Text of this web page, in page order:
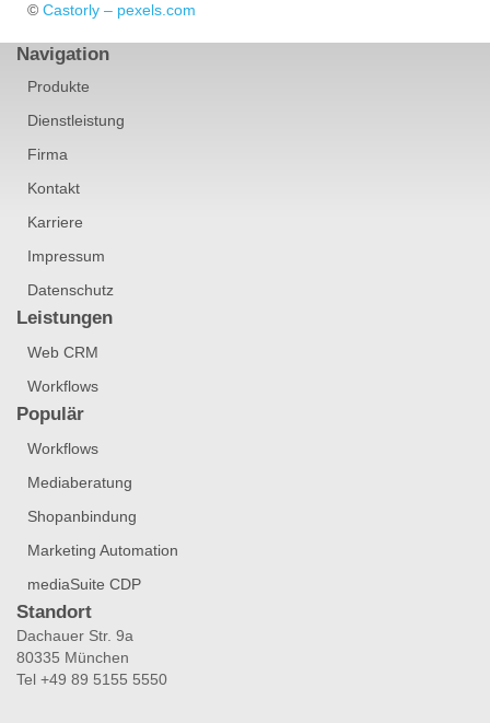
© Castorly – pexels.com
Navigation
Leistungen
Populär
Standort
Produkte
Dienstleistung
Firma
Kontakt
Karriere
Impressum
Datenschutz
Web CRM
Workflows
Workflows
Mediaberatung
Shopanbindung
Marketing Automation
mediaSuite CDP
Dachauer Str. 9a
80335 München
Tel +49 89 5155 5550